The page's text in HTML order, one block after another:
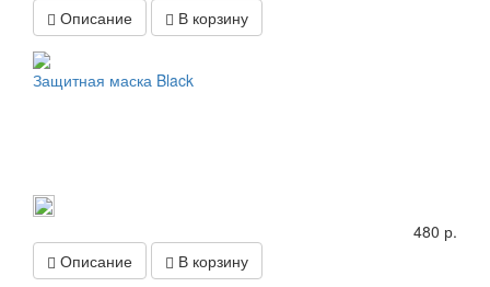
Описание
В корзину
Защитная маска Black
480 р.
Описание
В корзину